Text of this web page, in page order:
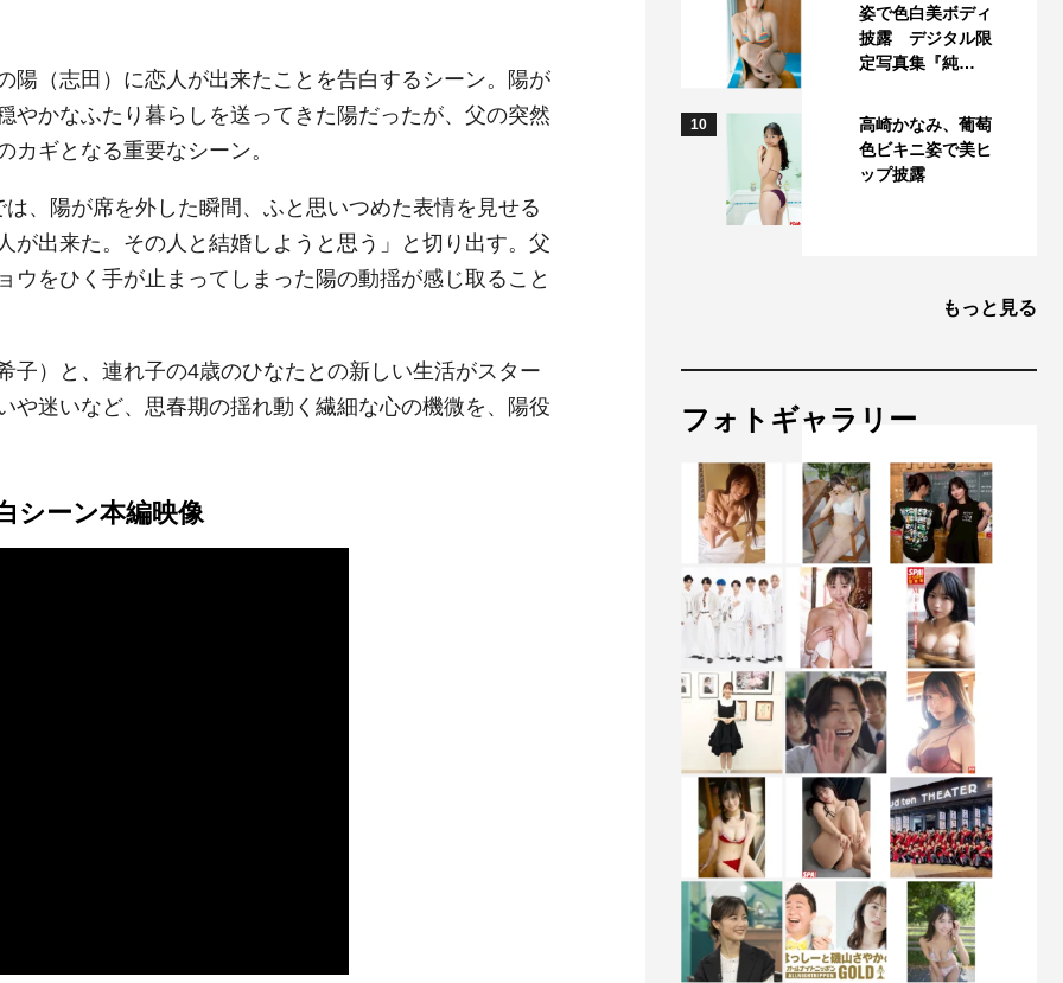
陽（志田）に恋人が出来たことを告白するシーン。陽が
やかなふたり暮らしを送ってきた陽だったが、父の突然
ギとなる重要なシーン。
、陽が席を外した瞬間、ふと思いつめた表情を見せる
が出来た。その人と結婚しようと思う」と切り出す。父
ウをひく手が止まってしまった陽の動揺が感じ取ること
子）と、連れ子の4歳のひなたとの新しい生活がスター
や迷いなど、思春期の揺れ動く繊細な心の機微を、陽役
シーン本編映像
姿で色白美ボディ
披露 デジタル限
定写真集『純…
10
高崎かなみ、葡萄
色ビキニ姿で美ヒ
ップ披露
もっと見る
フォトギャラリー